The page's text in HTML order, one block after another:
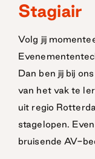
Stagiair
Volg jij
Dan ben jij bij
van het vak te
uit regio
stagelopen.
bruisende AV-